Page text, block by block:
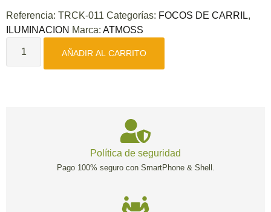
Referencia: TRCK-011 Categorías: FOCOS DE CARRIL,
ILUMINACION Marca: ATMOSS
AÑADIR AL CARRITO
Política de seguridad
Pago 100% seguro con SmartPhone & Shell.